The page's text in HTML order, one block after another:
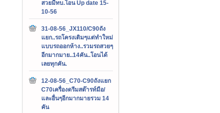
สวยมีทบ.โอน Up date 15-
10-56
31-08-56_JX110/C90ถัง
แยก..รถโครงเดิมๆแต่ทำใหม่
แบบรถออกห้าง..รวมรถสวยๆ
อีกมากมาย..14คัน..โอนได้
เลยทุกคัน.
12-08-56_C70-C90ถังแยก
C70เครื่องดรีมสต๊ารท์มือ/
และอื่นๆอีกมากมายรวม 14
คัน